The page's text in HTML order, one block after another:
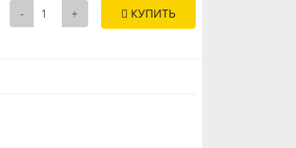
- + КУПИТЬ